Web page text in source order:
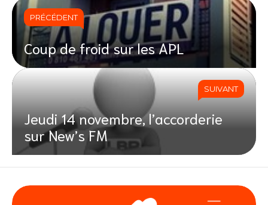
PRÉCÉDENT
Coup de froid sur les APL
SUIVANT
Jeudi 14 novembre, l’accorderie
sur New’s FM